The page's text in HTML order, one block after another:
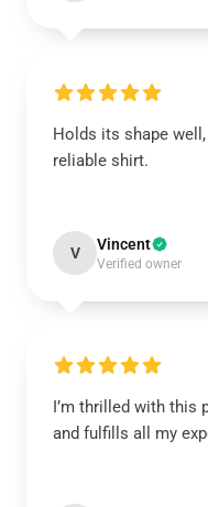
Holds its shape
reliable shirt.
V Vincent
Verified owner
I’m thrilled with this
and fulfills all my